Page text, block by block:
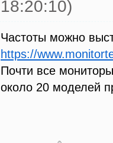
18:20:10)
Частоты можно
https://
Почти все
около 20 моделей